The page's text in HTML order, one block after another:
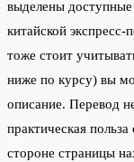
выделены доступные
китайской
тоже стоит
ниже по курсу) вы
описание. Перевод
практическая
стороне страницы